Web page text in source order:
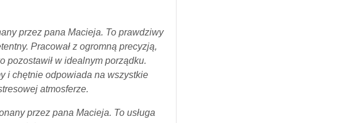
przez pana Macieja. To prawdziwy
Pracował z ogromną precyzją,
pozostawił w idealnym porządku.
i chętnie odpowiada na wszystkie
atmosferze.
przez pana Macieja. To usługa